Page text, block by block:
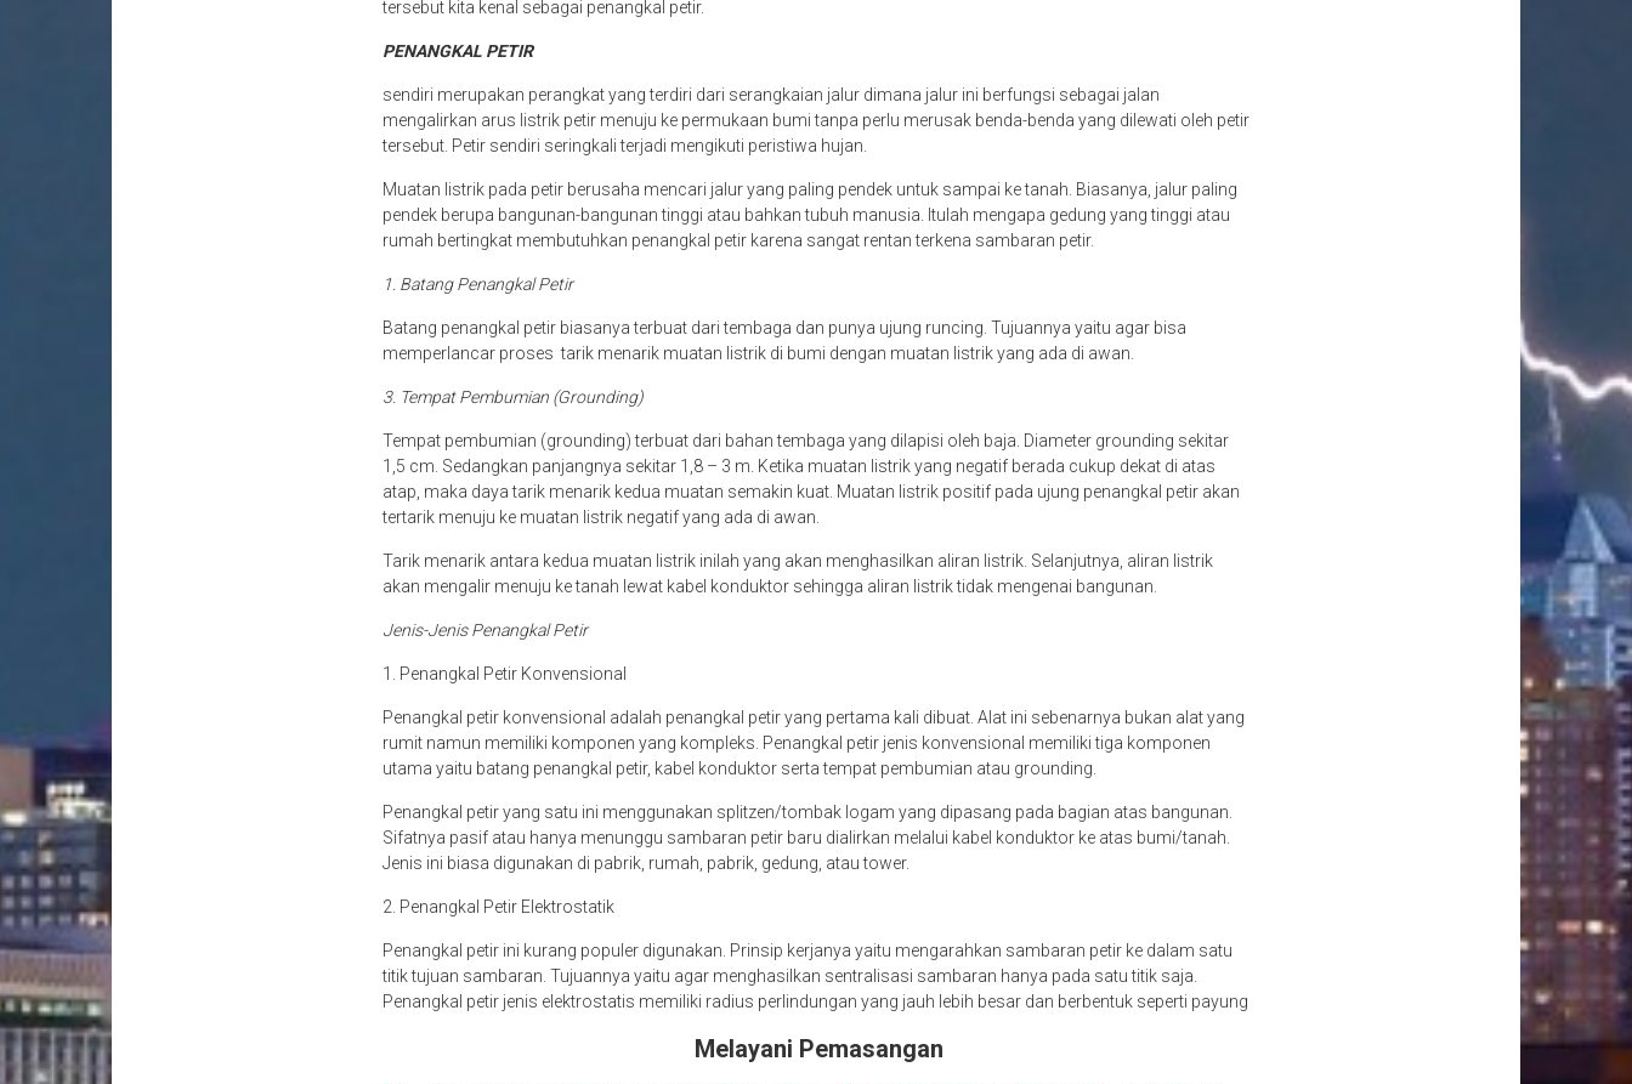
tersebut kita kenal sebagai penangkal petir.
PENANGKAL PETIR
sendiri merupakan perangkat yang terdiri dari serangkaian jalur dimana jalur ini berfungsi sebagai jalan
mengalirkan arus listrik petir menuju ke permukaan bumi tanpa perlu merusak benda-benda yang dilewati oleh petir
tersebut. Petir sendiri seringkali terjadi mengikuti peristiwa hujan.
Muatan listrik pada petir berusaha mencari jalur yang paling pendek untuk sampai ke tanah. Biasanya, jalur paling
pendek berupa bangunan-bangunan tinggi atau bahkan tubuh manusia. Itulah mengapa gedung yang tinggi atau
rumah bertingkat membutuhkan penangkal petir karena sangat rentan terkena sambaran petir.
1. Batang Penangkal Petir
Batang penangkal petir biasanya terbuat dari tembaga dan punya ujung runcing. Tujuannya yaitu agar bisa
memperlancar proses tarik menarik muatan listrik di bumi dengan muatan listrik yang ada di awan.
3. Tempat Pembumian (Grounding)
Tempat pembumian (grounding) terbuat dari bahan tembaga yang dilapisi oleh baja. Diameter grounding sekitar
1,5 cm. Sedangkan panjangnya sekitar 1,8 – 3 m. Ketika muatan listrik yang negatif berada cukup dekat di atas
atap, maka daya tarik menarik kedua muatan semakin kuat. Muatan listrik positif pada ujung penangkal petir akan
tertarik menuju ke muatan listrik negatif yang ada di awan.
Tarik menarik antara kedua muatan listrik inilah yang akan menghasilkan aliran listrik. Selanjutnya, aliran listrik
akan mengalir menuju ke tanah lewat kabel konduktor sehingga aliran listrik tidak mengenai bangunan.
Jenis-Jenis Penangkal Petir
1. Penangkal Petir Konvensional
Penangkal petir konvensional adalah penangkal petir yang pertama kali dibuat. Alat ini sebenarnya bukan alat yang
rumit namun memiliki komponen yang kompleks. Penangkal petir jenis konvensional memiliki tiga komponen
utama yaitu batang penangkal petir, kabel konduktor serta tempat pembumian atau grounding.
Penangkal petir yang satu ini menggunakan splitzen/tombak logam yang dipasang pada bagian atas bangunan.
Sifatnya pasif atau hanya menunggu sambaran petir baru dialirkan melalui kabel konduktor ke atas bumi/tanah.
Jenis ini biasa digunakan di pabrik, rumah, pabrik, gedung, atau tower.
2. Penangkal Petir Elektrostatik
Penangkal petir ini kurang populer digunakan. Prinsip kerjanya yaitu mengarahkan sambaran petir ke dalam satu
titik tujuan sambaran. Tujuannya yaitu agar menghasilkan sentralisasi sambaran hanya pada satu titik saja.
Penangkal petir jenis elektrostatis memiliki radius perlindungan yang jauh lebih besar dan berbentuk seperti payung
Melayani Pemasangan